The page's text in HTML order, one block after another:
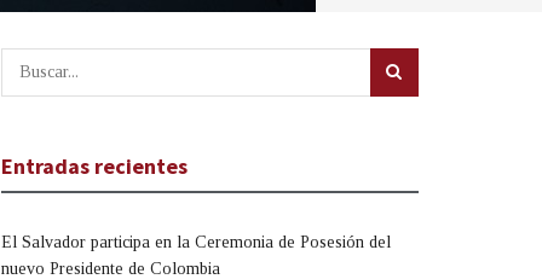
Entradas recientes
El Salvador participa en la Ceremonia de Posesión del
nuevo Presidente de Colombia